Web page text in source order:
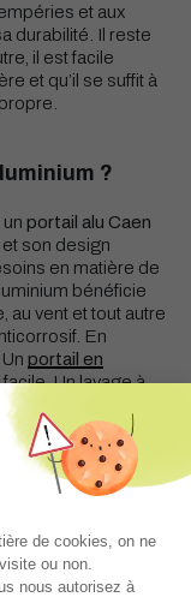
et aux
durabilité. Il reste
il est facile
et qu’il se suffit à
?
portail alu Caen
son design
en matière de
bénéficie
au vent et tout autre
En
portail en
Un lavage à
d’origine.
non seulement
aluminium
myriade de
du fer forgé
à vos
.